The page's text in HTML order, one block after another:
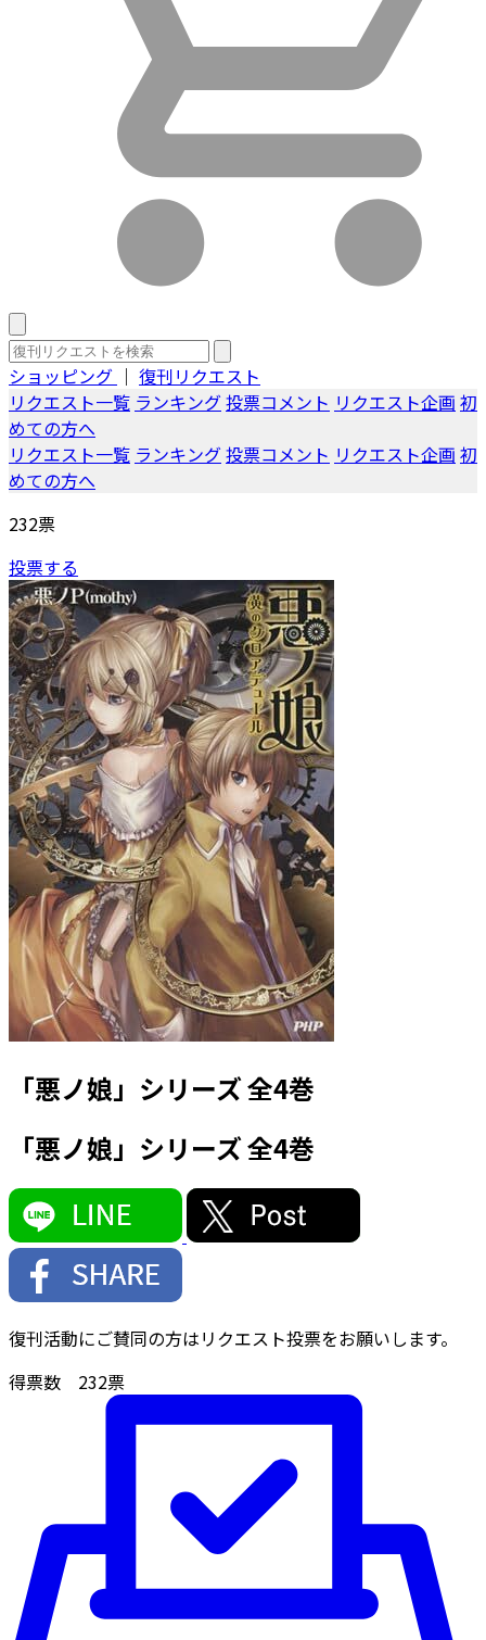
ショッピング ｜ 復刊リクエスト
リクエスト一覧 ランキング投票コメント リクエスト企画 初
めての方へ
リクエスト一覧 ランキング投票コメント リクエスト企画 初
めての方へ
232票
投票する
「悪ノ娘」シリーズ 全4巻
「悪ノ娘」シリーズ 全4巻
復刊活動にご賛同の方はリクエスト投票をお願いします。
得票数 232票